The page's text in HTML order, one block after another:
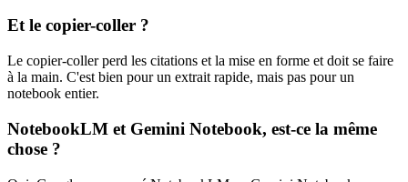
Et le copier-coller ?
Le copier-coller perd les citations et la mise en forme et doit se faire
à la main. C'est bien pour un extrait rapide, mais pas pour un
notebook entier.
NotebookLM et Gemini Notebook, est-ce la même
chose ?